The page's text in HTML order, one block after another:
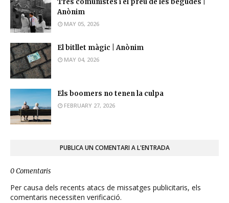
Tres comunistes i el preu de les begudes |
Anònim
MAY 05, 2026
El bitllet màgic | Anònim
MAY 04, 2026
Els boomers no tenen la culpa
FEBRUARY 27, 2026
PUBLICA UN COMENTARI A L'ENTRADA
0 Comentaris
Per causa dels recents atacs de missatges publicitaris, els
comentaris necessiten verificació.